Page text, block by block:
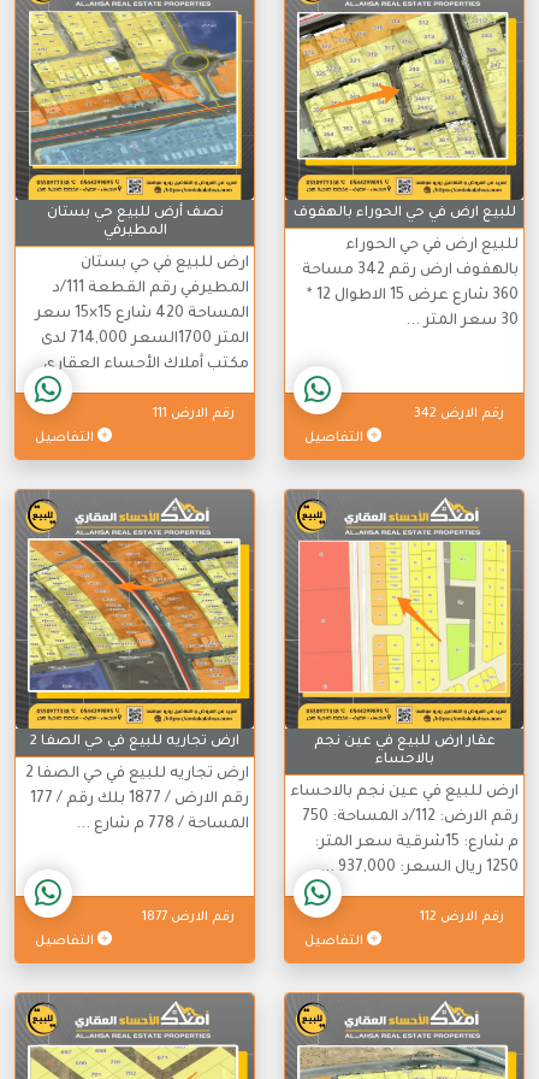
للبيع ارض في حي الحوراء بالهفوف
للبيع ارض في حي الحوراء
بالهفوف ارض رقم 342 مساحة
360 شارع عرض 15 الاطوال 12 *
30 سعر المتر ...
رقم الارض 342
التفاصيل
نصف أرض للبيع حي بستان
المطيرفي
ارض للبيع في حي بستان
المطيرفي رقم القطعة 111/د
المساحة 420 شارع 15×15 سعر
المتر 1700السعر 714,000 لدى
مكتب أملاك الأحساء العقاري
رقم الارض 111
التفاصيل
عقار ارض للبيع في عين نجم
بالاحساء
ارض للبيع في عين نجم بالاحساء
رقم الارض: 112/د المساحة: 750
م شارع: 15شرقية سعر المتر:
1250 ريال السعر: 937,000 ...
رقم الارض 112
التفاصيل
ارض تجاريه للبيع في حي الصفا 2
ارض تجاريه للبيع في حي الصفا 2
رقم الارض / 1877 بلك رقم / 177
المساحة / 778 م شارع ...
رقم الارض 1877
التفاصيل